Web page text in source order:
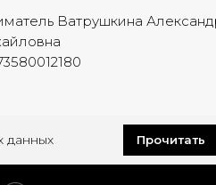
Ватрушкина
данных Прочитать